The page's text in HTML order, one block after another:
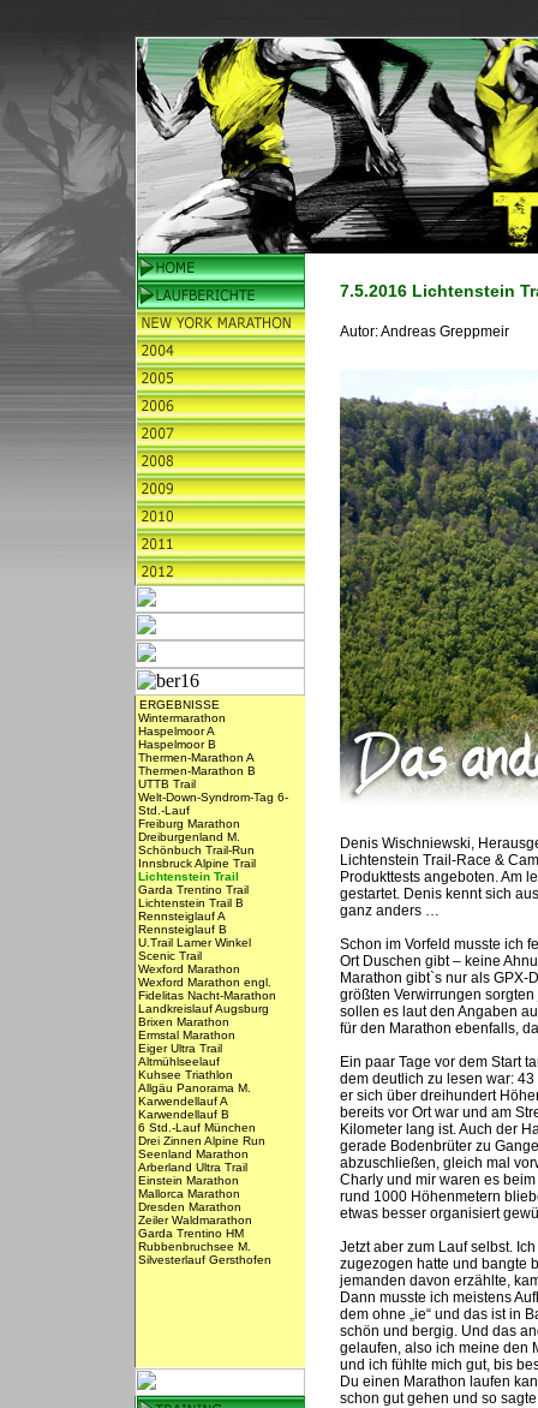
7.5.2016 Lichtenstein
Autor:Andreas Greppmeir
ERGEBNISSE
Wintermarathon
Haspelmoor A
Haspelmoor B
Thermen-Marathon A
Thermen-Marathon B
UTTB Trail
Welt-Down-Syndrom-Tag 6-
Std.-Lauf
Freiburg Marathon
Dreiburgenland M.
Schönbuch Trail-Run
Innsbruck Alpine Trail
Lichtenstein Trail
Garda Trentino Trail
Lichtenstein Trail B
Rennsteiglauf A
Rennsteiglauf B
U.Trail Lamer Winkel
Scenic Trail
Wexford Marathon
Wexford Marathon engl.
Fidelitas Nacht-Marathon
Landkreislauf Augsburg
Brixen Marathon
Ermstal Marathon
Eiger Ultra Trail
Altmühlseelauf
Kuhsee Triathlon
Allgäu Panorama M.
Karwendellauf A
Karwendellauf B
6 Std.-Lauf München
Drei Zinnen Alpine Run
Seenland Marathon
Arberland Ultra Trail
Einstein Marathon
Mallorca Marathon
Dresden Marathon
Zeiler Waldmarathon
Garda Trentino HM
Rubbenbruchsee M.
Silvesterlauf Gersthofen
Denis Wischniewski,
Lichtenstein Trail-Race &
Produkttests angeboten. Am
gestartet. Denis kennt sich
ganz anders …
Schon im Vorfeld musste ich
Ort Duschen gibt – keine
Marathon gibt`s nur als GPX-
größten Verwirrungen
sollen es laut den Angaben
für den Marathon ebenfalls,
Ein paar Tage vor dem Start
dem deutlich zu lesen war:
er sich über dreihundert
bereits vor Ort war und am
Kilometer lang ist. Auch der
gerade Bodenbrüter zu
abzuschließen, gleich mal
Charly und mir waren es
rund 1000 Höhenmetern
etwas besser organisiert
Jetzt aber zum Lauf selbst.
zugezogen hatte und bangte
jemanden davon erzählte,
Dann musste ich meistens
dem ohne „ie“ und das ist in
schön und bergig. Und das
gelaufen, also ich meine den
und ich fühlte mich gut, bis
Du einen Marathon laufen
schon gut gehen und so